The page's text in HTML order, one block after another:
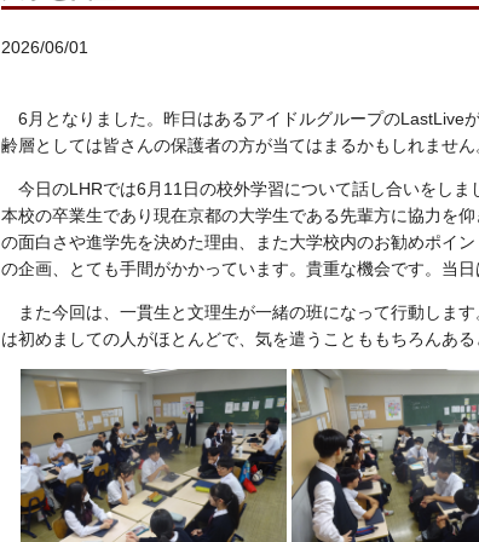
2026/06/01
6月となりました。昨日はあるアイドルグループのLastLive
齢層としては皆さんの保護者の方が当てはまるかもしれませ
今日のLHRでは6月11日の校外学習について話し合いをしま
本校の卒業生であり現在京都の大学生である先輩方に協力を
の面白さや進学先を決めた理由、また大学校内のお勧めポイ
の企画、とても手間がかかっています。貴重な機会です。当日
また今回は、一貫生と文理生が一緒の班になって行動しま
は初めましての人がほとんどで、気を遣うことももちろんあ